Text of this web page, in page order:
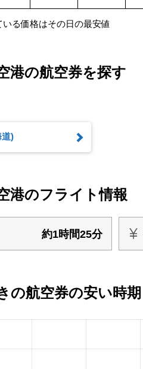
る価格はその日の最安値
港の航空券を探す
)
港のフライト情報
約1時間25分
の航空券の安い時期